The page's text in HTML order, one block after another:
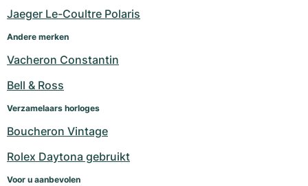
Jaeger Le-Coultre Polaris
Andere merken
Vacheron Constantin
Bell & Ross
Verzamelaars horloges
Boucheron Vintage
Rolex Daytona gebruikt
Voor u aanbevolen